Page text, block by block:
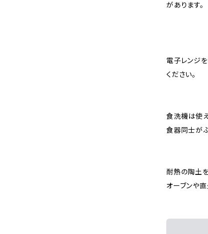
があります
電子レンジ
ください。
食洗機は使
食器同士が
耐熱の陶土
オーブンや